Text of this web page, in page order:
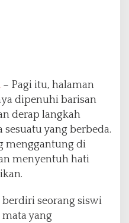
– Pagi itu, halaman
dipenuhi barisan
derap langkah
sesuatu yang berbeda.
menggantung di
menyentuh hati
berdiri seorang siswi
yang